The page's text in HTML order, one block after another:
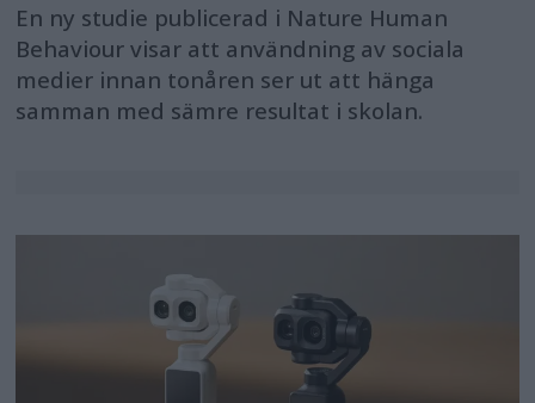
En ny studie publicerad i Nature Human
Behaviour visar att användning av sociala
medier innan tonåren ser ut att hänga
samman med sämre resultat i skolan.